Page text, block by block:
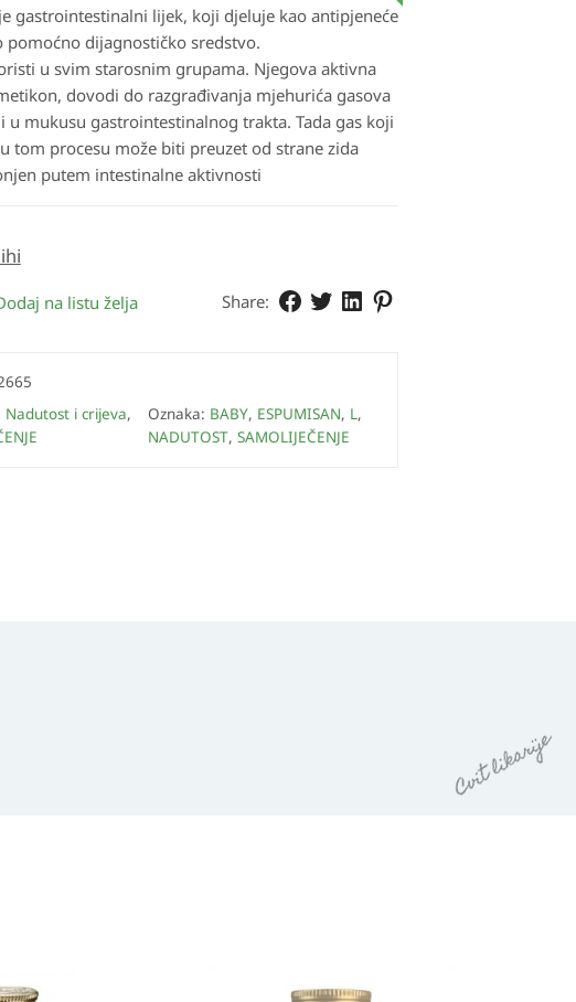
gastrointestinalni lijek, koji djeluje kao antipjeneće
pomoćno dijagnostičko sredstvo.
u svim starosnim grupama. Njegova aktivna
dovodi do razgrađivanja mjehurića gasova
u mukusu gastrointestinalnog trakta. Tada gas koji
tom procesu može biti preuzet od strane zida
putem intestinalne aktivnosti
Share:
na listu želja
Nadutost i crijeva,
Oznaka: BABY, ESPUMISAN, L,
NADUTOST, SAMOLIJEČENJE